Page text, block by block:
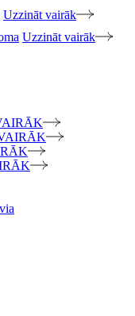
Uzzināt vairāk
Uzzināt vairāk